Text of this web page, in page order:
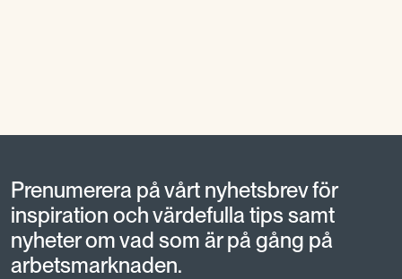
Prenumerera på vårt nyhetsbrev för
inspiration och värdefulla tips samt
nyheter om vad som är på gång på
arbetsmarknaden.